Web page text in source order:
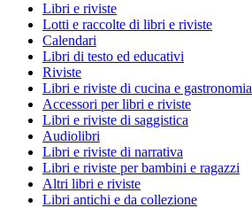
Libri e riviste
Lotti e raccolte di libri e riviste
Calendari
Libri di testo ed educativi
Riviste
Libri e riviste di cucina e gastronomia
Accessori per libri e riviste
Libri e riviste di saggistica
Audiolibri
Libri e riviste di narrativa
Libri e riviste per bambini e ragazzi
Altri libri e riviste
Libri antichi e da collezione